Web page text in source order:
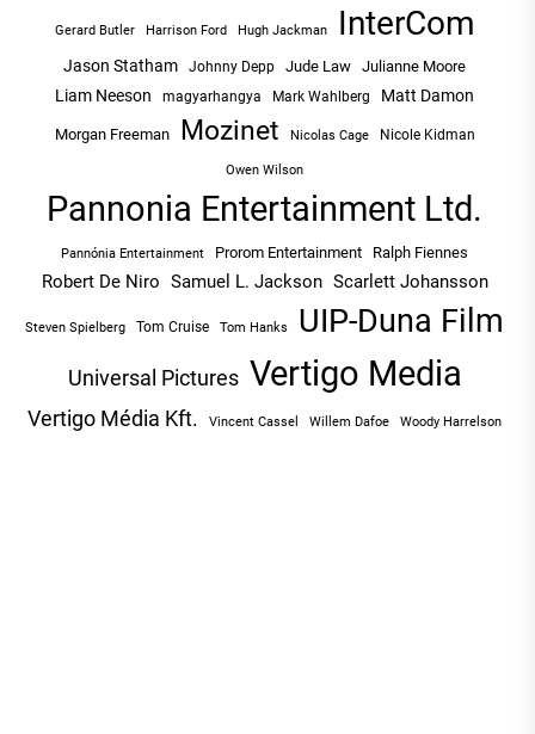
Gerard Butler Harrison Ford Hugh Jackman InterCom
Jason Statham Johnny Depp Jude Law Julianne Moore
Liam Neeson magyarhangya Mark Wahlberg Matt Damon
Morgan Freeman Mozinet Nicolas Cage Nicole Kidman
Owen Wilson
Pannonia Entertainment Ltd.
Pannónia Entertainment Prorom Entertainment Ralph Fiennes
Robert De Niro Samuel L. Jackson Scarlett Johansson
Steven Spielberg Tom Cruise Tom Hanks UIP-Duna Film
Universal Pictures Vertigo Media
Vertigo Média Kft. Vincent Cassel Willem Dafoe Woody Harrelson